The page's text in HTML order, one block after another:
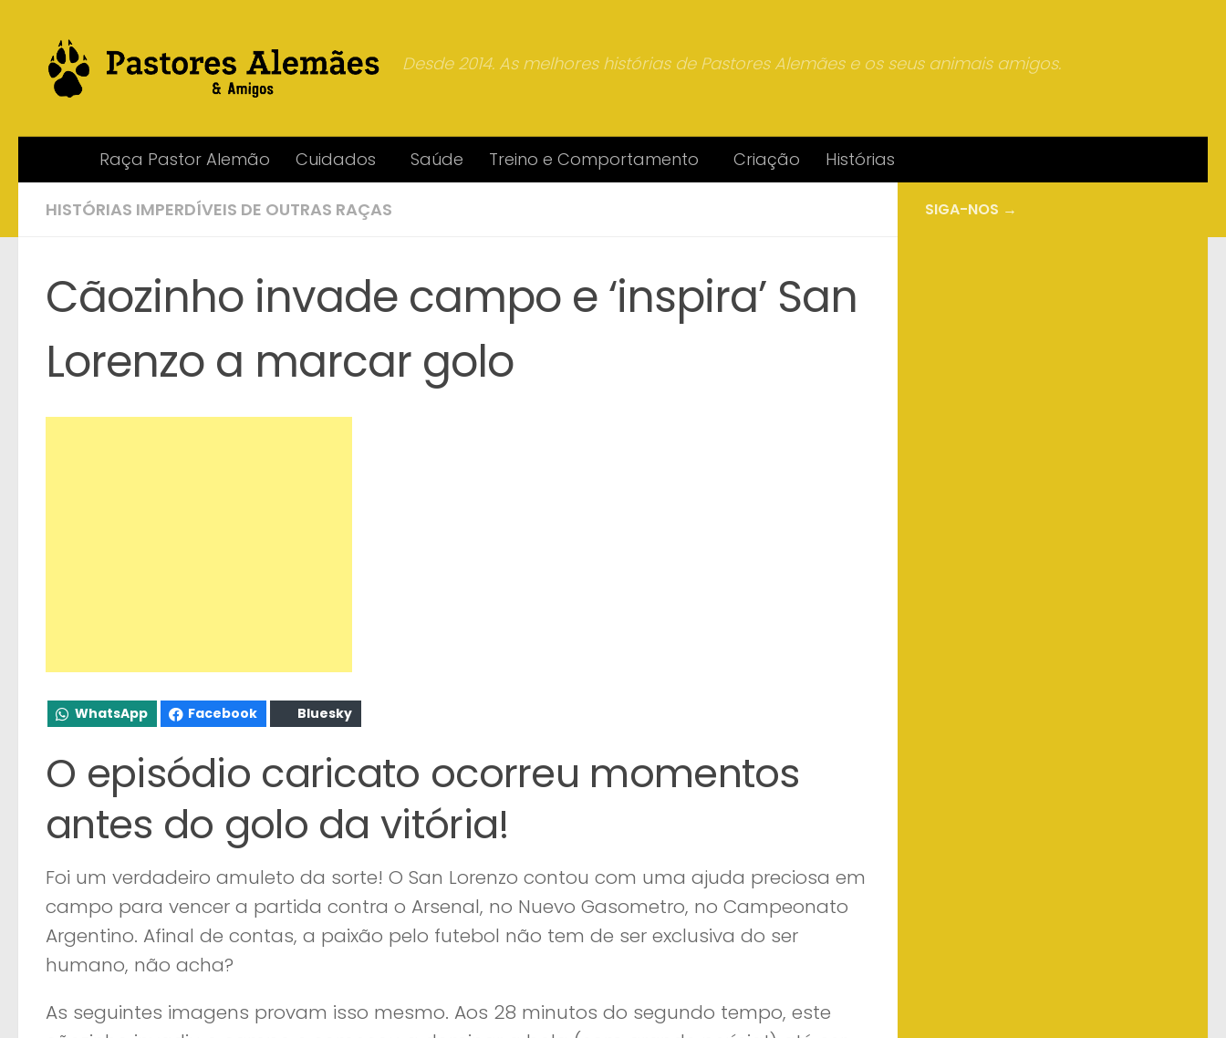
Desde 2014. As melhores histórias de Pastores Alemães e os seus animais amigos.
Raça Pastor Alemão Cuidados Saúde Treino e Comportamento Criação Histórias
HISTÓRIAS IMPERDÍVEIS DE OUTRAS RAÇAS
Cãozinho invade campo e ‘inspira’ San
Lorenzo a marcar golo
WhatsApp Facebook Bluesky
O episódio caricato ocorreu momentos
antes do golo da vitória!
Foi um verdadeiro amuleto da sorte! O San Lorenzo contou com uma ajuda preciosa em
campo para vencer a partida contra o Arsenal, no Nuevo Gasometro, no Campeonato
Argentino. Afinal de contas, a paixão pelo futebol não tem de ser exclusiva do ser
humano, não acha?
As seguintes imagens provam isso mesmo. Aos 28 minutos do segundo tempo, este
SIGA-NOS →